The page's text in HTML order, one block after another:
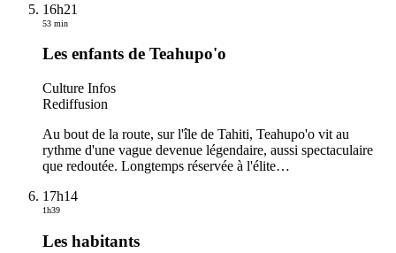
16h21
53 min
Les enfants de Teahupo'o
Culture Infos
Rediffusion
Au bout de la route, sur l'île de Tahiti, Teahupo'o vit au
rythme d'une vague devenue légendaire, aussi spectaculaire
que redoutée. Longtemps réservée à l'élite…
17h14
1h39
Les habitants